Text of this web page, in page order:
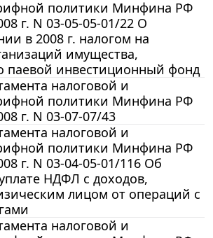
политики Минфина РФ
г. N 03-05-05-01/22 О
в 2008 г. налогом на
имущества,
паевой инвестиционный фонд
налоговой и
политики Минфина РФ
г. N 03-07-07/43
налоговой и
политики Минфина РФ
г. N 03-04-05-01/116 Об
НДФЛ с доходов,
лицом от операций с
налоговой и